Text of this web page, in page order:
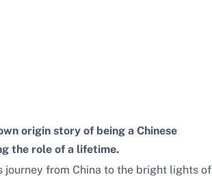
origin story of being a Chinese
the role of a lifetime.
journey from China to the bright lights of